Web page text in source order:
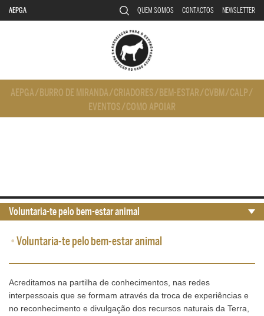
AEPGA QUEM SOMOS CONTACTOS NEWSLETTER
AEPGA/ BURRO DE MIRANDA/CRIADORES/ BEM-ESTAR/CVBM/CALP/
EVENTOS/COMO APOIAR
•Voluntaria-te pelo bem-estar animal
Acreditamos na partilha de conhecimentos, nas redes
interpessoais que se formam através da troca de experiências e
no reconhecimento e divulgação dos recursos naturais da Terra,
Voluntaria-te pelo bem-estar animal